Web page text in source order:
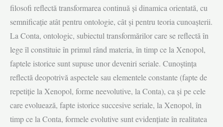
filosofi reflectă transformarea continuă și dinamica orientată, cu
semni­ficație atât pentru ontologie, cât și pentru teoria cunoașterii.
La Conta, ontologic, subiectul transformărilor care se reflectă în
lege îl constituie în primul rând materia, în timp ce la Xenopol,
faptele istorice sunt supuse unor deveniri seriale. Cunoștința
reflectă deopotrivă aspectele sau elementele constante (fapte de
repetiție la Xenopol, forme neevolutive, la Conta), ca și pe cele
care evoluează, fapte istorice succesive seriale, la Xenopol, în
timp ce la Conta, formele evolutive sunt evidențiate în realitatea